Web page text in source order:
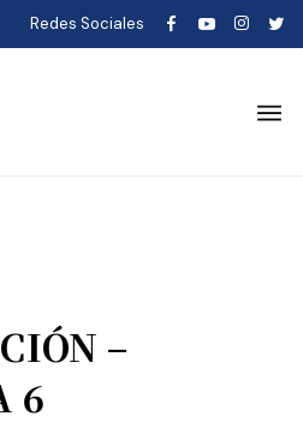
Redes Sociales
–
6